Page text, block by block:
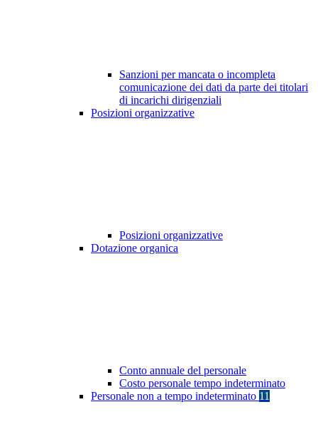
Sanzioni per mancata o incompleta
comunicazione dei dati da parte dei titolari
di incarichi dirigenziali
Posizioni organizzative
Posizioni organizzative
Dotazione organica
Conto annuale del personale
Costo personale tempo indeterminato
Personale non a tempo indeterminato 11